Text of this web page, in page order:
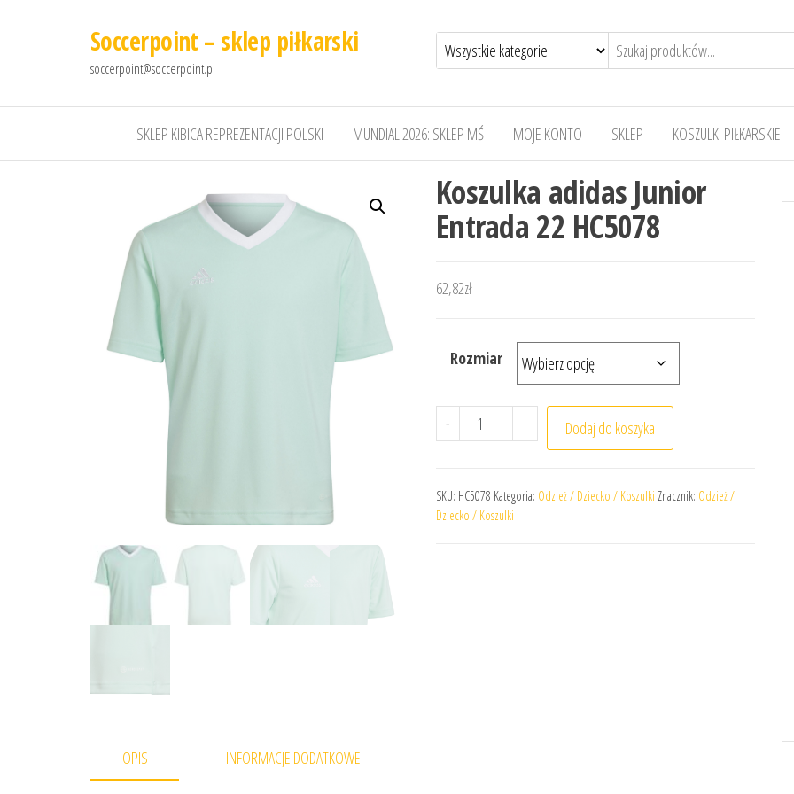
Soccerpoint – sklep piłkarski
soccerpoint@soccerpoint.pl
SKLEP KIBICA REPREZENTACJI POLSKI MUNDIAL 2026: SKLEP MŚ MOJE KONTO SKLEP KOSZULKI PIŁKARSKIE
Koszulka adidas Junior
Entrada 22 HC5078
62,82zł
Rozmiar
- ilość Koszulka adidas Junior Entrada 22 HC5078
+ Dodaj do koszyka
SKU: HC5078 Kategoria: Odzież / Dziecko / Koszulki Znacznik: Odzież /
Dziecko / Koszulki
OPIS INFORMACJE DODATKOWE